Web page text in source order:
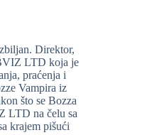
Direktor,
LTD koja je
praćenja i
Vampira iz
što se Bozza
LTD na čelu sa
krajem pišući